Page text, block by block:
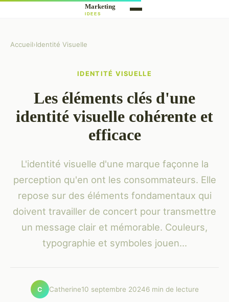
Accueil›Identité Visuelle
IDENTITÉ VISUELLE
Les éléments clés d'une
identité visuelle cohérente et
efficace
L'identité visuelle d'une marque façonne la
perception qu'en ont les consommateurs. Elle
repose sur des éléments fondamentaux qui
doivent travailler de concert pour transmettre
un message clair et mémorable. Couleurs,
typographie et symboles jouen...
C Catherine10 septembre 20246 min de lecture